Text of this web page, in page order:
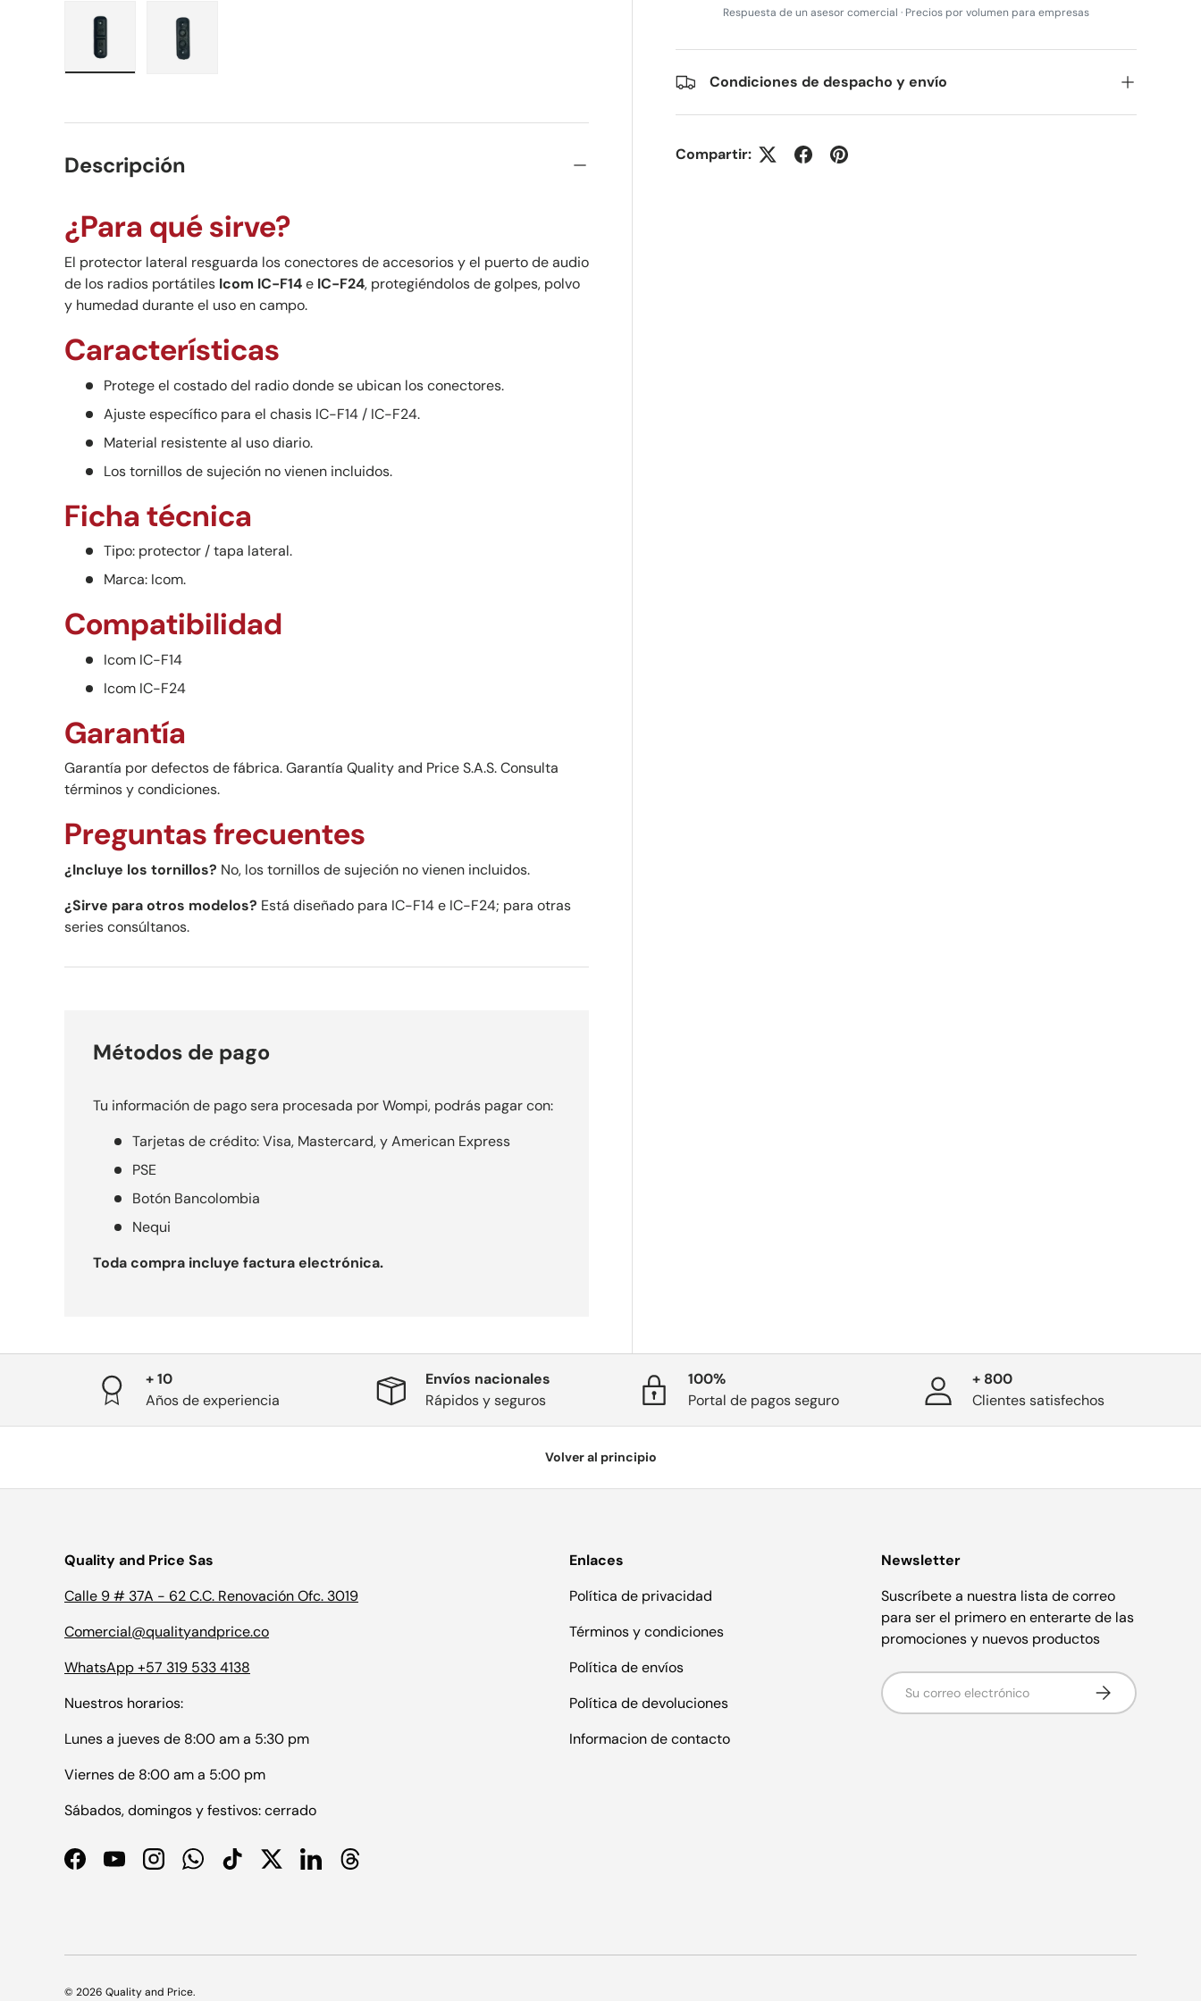
Respuesta de un asesor comercial · Precios por volumen para empresas
Condiciones de despacho y envío
Compartir:
Descripción
¿Para qué sirve?
El protector lateral resguarda los conectores de accesorios y el puerto de audio
de los radios portátiles Icom IC-F14e IC-F24, protegiéndolos de golpes, polvo
y humedad durante el uso en campo.
Características
Protege el costado del radio donde se ubican los conectores.
Ajuste específico para el chasis IC-F14 / IC-F24.
Material resistente al uso diario.
Los tornillos de sujeción no vienen incluidos.
Ficha técnica
Tipo: protector / tapa lateral.
Marca: Icom.
Compatibilidad
Icom IC-F14
Icom IC-F24
Garantía
Garantía por defectos de fábrica. Garantía Quality and Price S.A.S. Consulta
términos y condiciones.
Preguntas frecuentes
¿Incluye los tornillos? No, los tornillos de sujeción no vienen incluidos.
¿Sirve para otros modelos? Está diseñado para IC-F14 e IC-F24; para otras
series consúltanos.
Métodos de pago
Tu información de pago sera procesada por Wompi, podrás pagar con:
Tarjetas de crédito: Visa, Mastercard, y American Express
PSE
Botón Bancolombia
Nequi
Toda compra incluye factura electrónica.
+ 10
Años de experiencia
Envíos nacionales
Rápidos y seguros
100%
Portal de pagos seguro
+ 800
Clientes satisfechos
Volver al principio
Quality and Price Sas
Calle 9 # 37A - 62 C.C. Renovación Ofc. 3019
Comercial@qualityandprice.co
WhatsApp +57 319 533 4138
Nuestros horarios:
Lunes a jueves de 8:00 am a 5:30 pm
Viernes de 8:00 am a 5:00 pm
Sábados, domingos y festivos: cerrado
FacebookYouTubeInstagramWhatsAppTikTokTwitterLinkedInThreads
Enlaces
Política de privacidad
Términos y condiciones
Política de envíos
Política de devoluciones
Informacion de contacto
Newsletter
Suscríbete a nuestra lista de correo
para ser el primero en enterarte de las
promociones y nuevos productos
Correo electrónico Suscribirse
© 2026 Quality and Price.